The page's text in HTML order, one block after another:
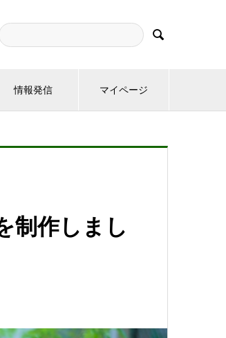

情報発信 マイページ
制作しまし